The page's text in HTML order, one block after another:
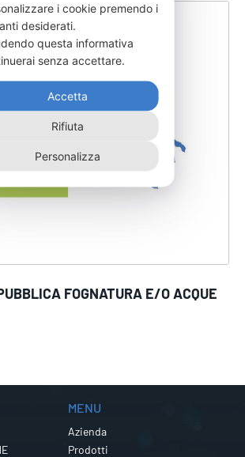
FOGNATURA E/O ACQUE
MENU
Azienda
Prodotti
i cookie premendo i
desiderati.
questa informativa
senza accettare.
Accetta
Rifiuta
Personalizza